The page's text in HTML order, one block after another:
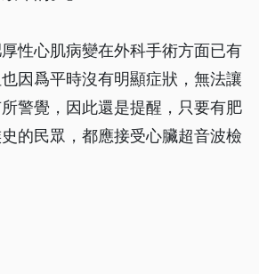
性心肌病變在外科手術方面已有
因爲平時沒有明顯症狀，無法讓
警覺，因此還是提醒，只要有肥
的民眾，都應接受心臟超音波檢